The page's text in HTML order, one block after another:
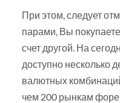
При этом, следует
парами, Вы
счет другой. На
доступно несколько
валютных
чем 200 рынкам